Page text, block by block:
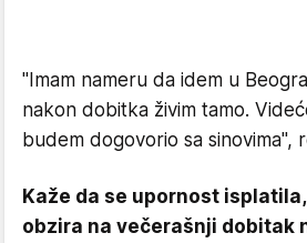
"Imam nameru da idem u
nakon dobitka živim tamo.
budem dogovorio sa sinovima",
Kaže da se upornost
obzira na večerašnji dobitak